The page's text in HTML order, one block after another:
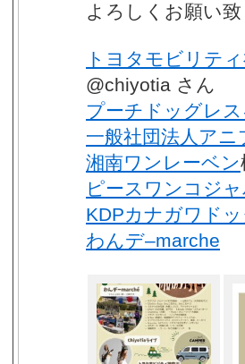
よろしくお願い致
トヨタモビリティ
@chiyotia さん
プーチドッグレ
一般社団法人アニ
湘南ワンレーベン
ピースワンコジ
KDPカナガワド
わんデ–marche